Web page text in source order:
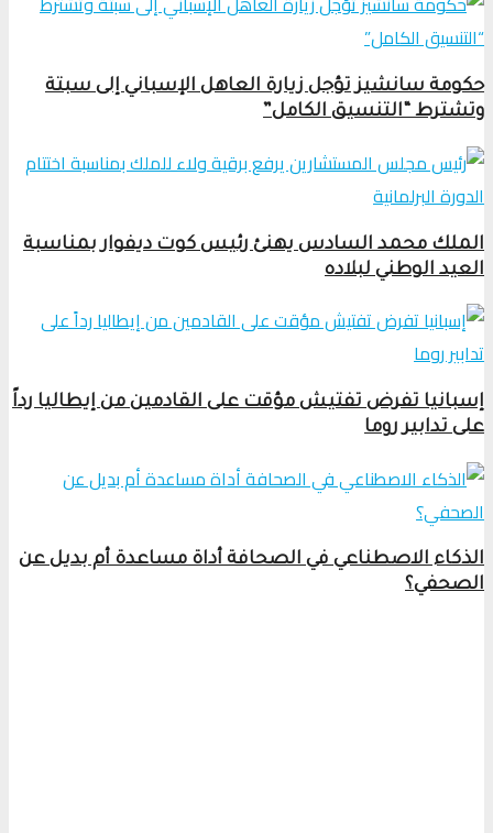
حكومة سانشيز تؤجل زيارة العاهل الإسباني إلى سبتة
وتشترط “التنسيق الكامل”
الملك محمد السادس يهنئ رئيس كوت ديفوار بمناسبة
العيد الوطني لبلاده
إسبانيا تفرض تفتيش مؤقت على القادمين من إيطاليا رداً
على تدابير روما
الذكاء الاصطناعي في الصحافة أداة مساعدة أم بديل عن
الصحفي؟